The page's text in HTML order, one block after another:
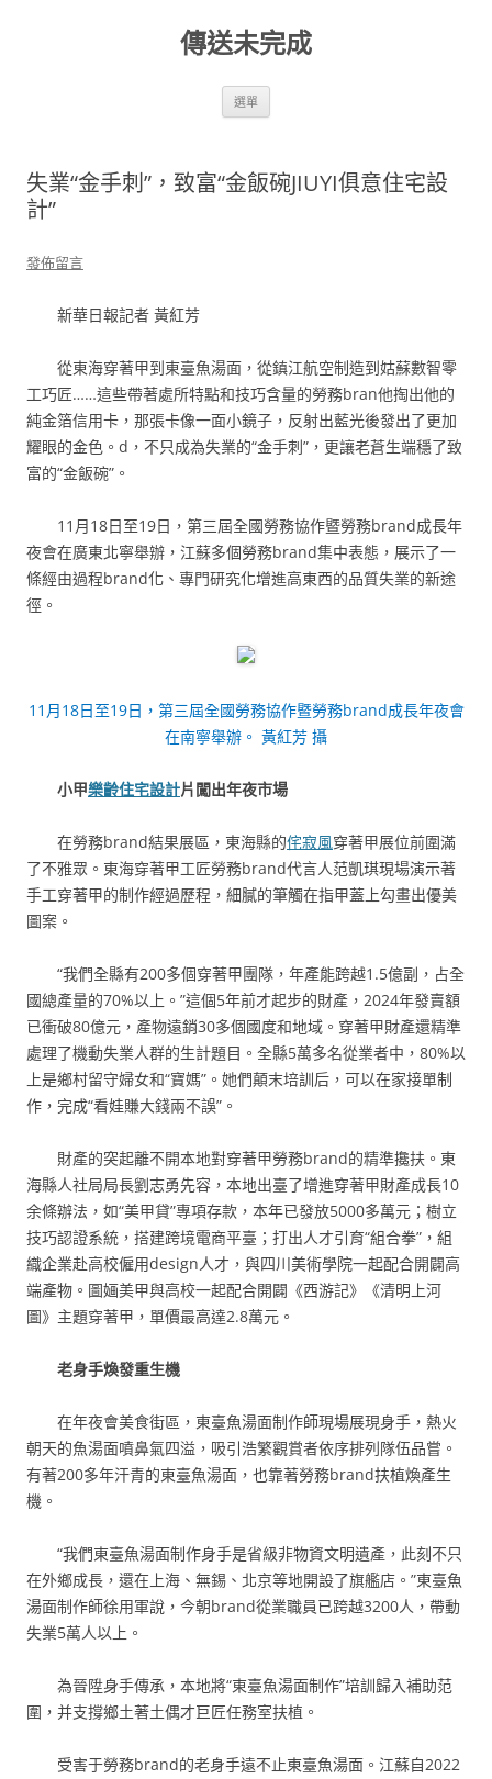
傳送未完成
選單
失業“金手刺”，致富“金飯碗JIUYI俱意住宅設
計”
發佈留言
新華日報記者 黃紅芳
從東海穿著甲到東臺魚湯面，從鎮江航空制造到姑蘇數智零
工巧匠……這些帶著處所特點和技巧含量的勞務bran他掏出他的
純金箔信用卡，那張卡像一面小鏡子，反射出藍光後發出了更加
耀眼的金色。d，不只成為失業的“金手刺”，更讓老蒼生端穩了致
富的“金飯碗”。
11月18日至19日，第三屆全國勞務協作暨勞務brand成長年
夜會在廣東北寧舉辦，江蘇多個勞務brand集中表態，展示了一
條經由過程brand化、專門研究化增進高東西的品質失業的新途
徑。
11月18日至19日，第三屆全國勞務協作暨勞務brand成長年夜會
在南寧舉辦。 黃紅芳 攝
小甲樂齡住宅設計片闖出年夜市場
在勞務brand結果展區，東海縣的侘寂風穿著甲展位前圍滿
了不雅眾。東海穿著甲工匠勞務brand代言人范凱琪現場演示著
手工穿著甲的制作經過歷程，細膩的筆觸在指甲蓋上勾畫出優美
圖案。
“我們全縣有200多個穿著甲團隊，年產能跨越1.5億副，占全
國總產量的70%以上。”這個5年前才起步的財產，2024年發賣額
已衝破80億元，產物遠銷30多個國度和地域。穿著甲財產還精準
處理了機動失業人群的生計題目。全縣5萬多名從業者中，80%以
上是鄉村留守婦女和“寶媽”。她們顛末培訓后，可以在家接單制
作，完成“看娃賺大錢兩不誤”。
財產的突起離不開本地對穿著甲勞務brand的精準攙扶。東
海縣人社局局長劉志勇先容，本地出臺了增進穿著甲財產成長10
余條辦法，如“美甲貸”專項存款，本年已發放5000多萬元；樹立
技巧認證系統，搭建跨境電商平臺；打出人才引育“組合拳”，組
織企業赴高校僱用design人才，與四川美術學院一起配合開闢高
端產物。圖婳美甲與高校一起配合開闢《西游記》《清明上河
圖》主題穿著甲，單價最高達2.8萬元。
老身手煥發重生機
在年夜會美食街區，東臺魚湯面制作師現場展現身手，熱火
朝天的魚湯面噴鼻氣四溢，吸引浩繁觀賞者依序排列隊伍品嘗。
有著200多年汗青的東臺魚湯面，也靠著勞務brand扶植煥產生
機。
“我們東臺魚湯面制作身手是省級非物資文明遺產，此刻不只
在外鄉成長，還在上海、無錫、北京等地開設了旗艦店。”東臺魚
湯面制作師徐用軍說，今朝brand從業職員已跨越3200人，帶動
失業5萬人以上。
為晉陞身手傳承，本地將“東臺魚湯面制作”培訓歸入補助范
圍，并支撐鄉土著土偶才巨匠任務室扶植。
受害于勞務brand的老身手遠不止東臺魚湯面。江蘇自2022